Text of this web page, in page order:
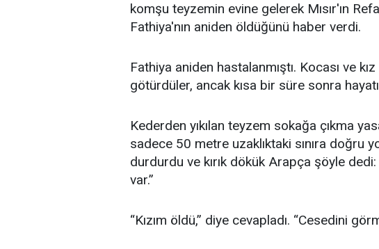
komşu teyzemin evine gelerek Mısır'ın
Fathiya'nın aniden öldüğünü haber verdi.
Fathiya aniden hastalanmıştı. Kocası ve
götürdüler, ancak kısa bir süre sonra
Kederden yıkılan teyzem sokağa çıkma
sadece 50 metre uzaklıktaki sınıra doğru
durdurdu ve kırık dökük Arapça şöyle dedi:
var.”
“Kızım öldü,” diye cevapladı. “Cesedini